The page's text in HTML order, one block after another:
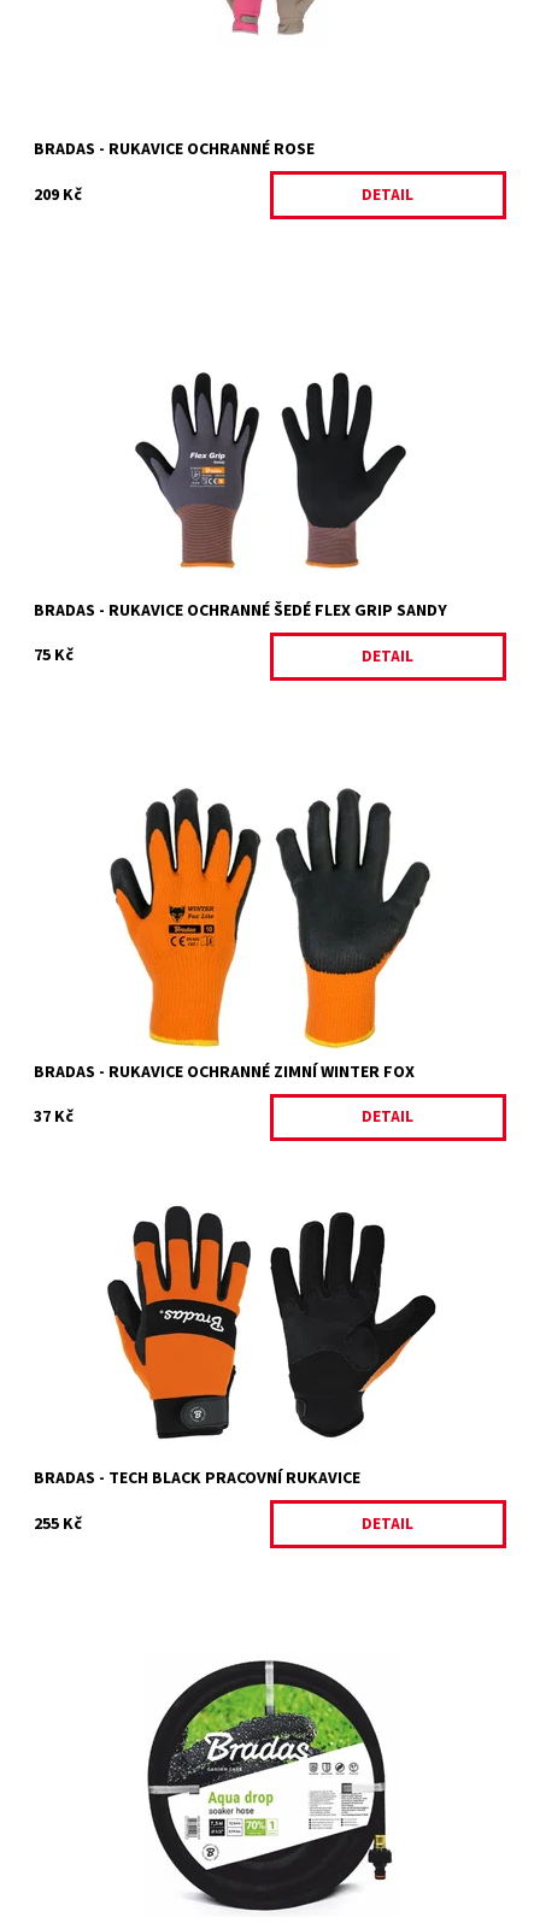
BRADAS - RUKAVICE OCHRANNÉ ROSE
209 Kč
DETAIL
nylonu s přídavkem spandexu - steh 15.Nekluzný povrch rukavic z
pískovaného nitrilu....
Skladem 8 ks
22737/9
BRADAS
BRADAS - RUKAVICE OCHRANNÉ ŠEDÉ FLEX GRIP SANDY
75 Kč
DETAIL
Rukavice ochranné zimní č.10 WINTER FOX Latexem potažené
rukavice s hrubou strukturou - zateplené. Vyrobeno z bavlněného
úpletu - steh 10....
Dostupnost:
Skladem
30891/9
BRADAS
BRADAS - RUKAVICE OCHRANNÉ ZIMNÍ WINTER FOX
37 Kč
DETAIL
Výhody rukavic Tech BLACK: Prodloužená manžeta pro větší
ochranu Odolná, měkká syntetická kůže na úchopové části
rukavic Polstrovaný elastický...
Dostupnost:
Skladem 3 ks
23706/10
BRADAS - TECH BLACK PRACOVNÍ RUKAVICE
255 Kč
DETAIL
Zahradní hadice průsaková 1/2" - slouží na zavlažovaní živých
plotů, květinových záhonů, skalek nebo zeleninových zahrádek.
Skladem 1 ks
26953/7-5
BRADAS